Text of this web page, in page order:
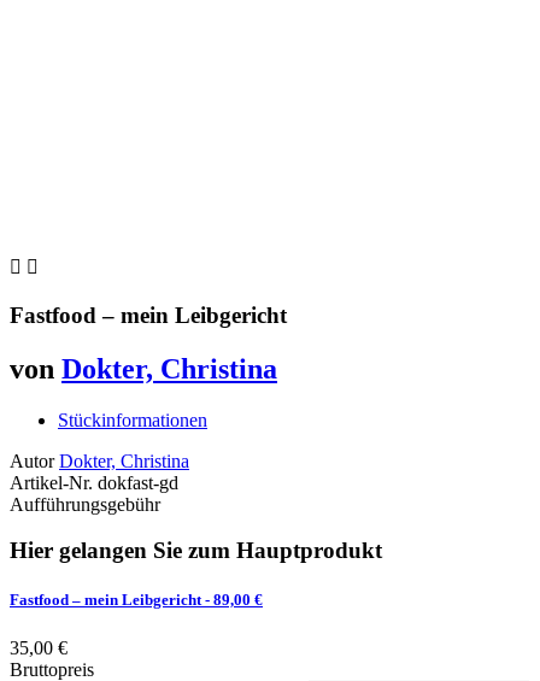
 
Fastfood – mein Leibgericht
von Dokter, Christina
Stückinformationen
Autor Dokter, Christina
Artikel-Nr. dokfast-gd
Aufführungsgebühr
Hier gelangen Sie zum Hauptprodukt
Fastfood – mein Leibgericht- 89,00 €
35,00 €
Bruttopreis